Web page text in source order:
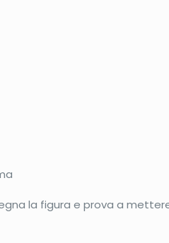
la figura e prova a